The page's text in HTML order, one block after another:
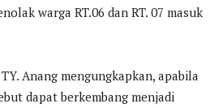
warga RT.06 dan RT. 07 masuk
Anang mengungkapkan, apabila
dapat berkembang menjadi